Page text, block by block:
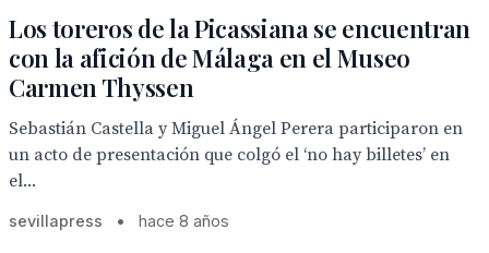
Los toreros de la Picassiana se encuentran
con la afición de Málaga en el Museo
Carmen Thyssen
Sebastián Castella y Miguel Ángel Perera participaron en
un acto de presentación que colgó el ‘no hay billetes’ en
el...
sevillapress • hace 8 años